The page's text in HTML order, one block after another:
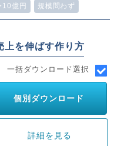
10億円 規模問わず
上を伸ばす作り方
一括ダウンロード選択
個別ダウンロード
詳細を見る